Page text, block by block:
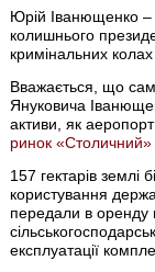
Юрій Іванющенко –
колишнього
кримінальних
Вважається, що
Януковича
активи, як
ринок «Столичний»
157 гектарів землі
користування
передали в оренду
експлуатації